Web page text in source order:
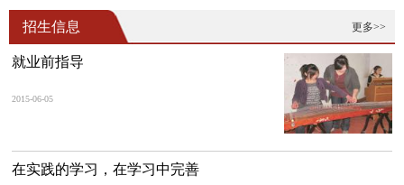
更多>>
招生信息
就业前指导
2015-06-05
在实践的学习，在学习中完善